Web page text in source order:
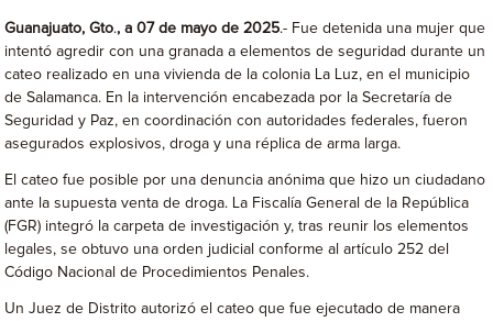
Guanajuato, Gto., a 07 de mayo de 2025.- Fue detenida una mujer que
intentó agredir con una granada a elementos de seguridad durante un
cateo realizado en una vivienda de la colonia La Luz, en el municipio
de Salamanca. En la intervención encabezada por la Secretaría de
Seguridad y Paz, en coordinación con autoridades federales, fueron
asegurados explosivos, droga y una réplica de arma larga.
El cateo fue posible por una denuncia anónima que hizo un ciudadano
ante la supuesta venta de droga. La Fiscalía General de la República
(FGR) integró la carpeta de investigación y, tras reunir los elementos
legales, se obtuvo una orden judicial conforme al artículo 252 del
Código Nacional de Procedimientos Penales.
Un Juez de Distrito autorizó el cateo que fue ejecutado de manera